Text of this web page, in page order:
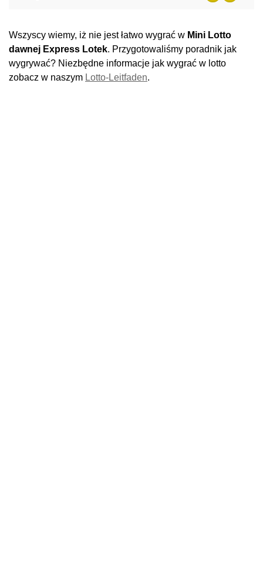
Wszyscy wiemy, iż nie jest łatwo wygrać w Mini Lotto
dawnej Express Lotek. Przygotowaliśmy poradnik jak
wygrywać? Niezbędne informacje jak wygrać w lotto
zobacz w naszym Lotto-Leitfaden.